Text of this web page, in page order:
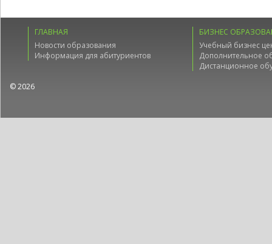
ГЛАВНАЯ
Новости образования
Информация для абитуриентов
БИЗНЕС
Учебный бизнес
Дополнительное
Дистанционное
© 2026